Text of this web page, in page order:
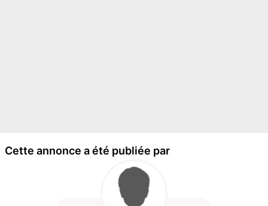
Cette annonce a été publiée par